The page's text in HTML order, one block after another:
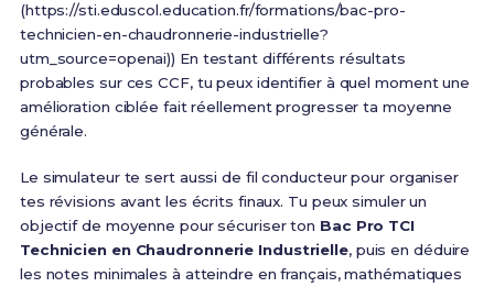
(https://sti.eduscol.education.fr/formations/bac-pro-
technicien-en-chaudronnerie-industrielle?
utm_source=openai)) En testant différents résultats
probables sur ces CCF, tu peux identifier à quel moment une
amélioration ciblée fait réellement progresser ta moyenne
générale.
Le simulateur te sert aussi de fil conducteur pour organiser
tes révisions avant les écrits finaux. Tu peux simuler un
objectif de moyenne pour sécuriser ton Bac Pro TCI
Technicien en Chaudronnerie Industrielle, puis en déduire
les notes minimales à atteindre en français, mathématiques